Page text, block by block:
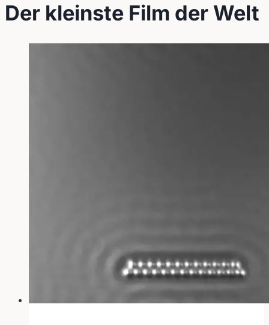
Der kleinste Film der Welt